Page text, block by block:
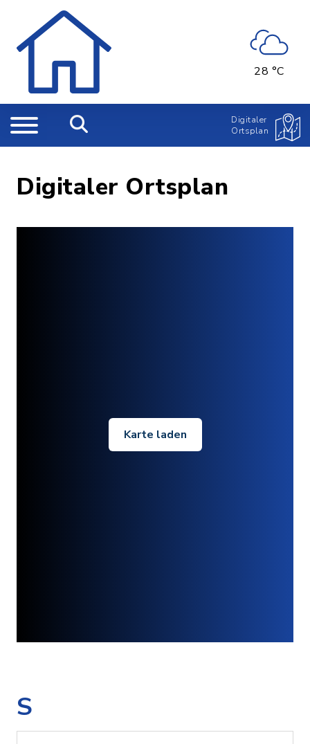
28 °C
Digitaler
Ortsplan
Digitaler Ortsplan
Karte laden
S